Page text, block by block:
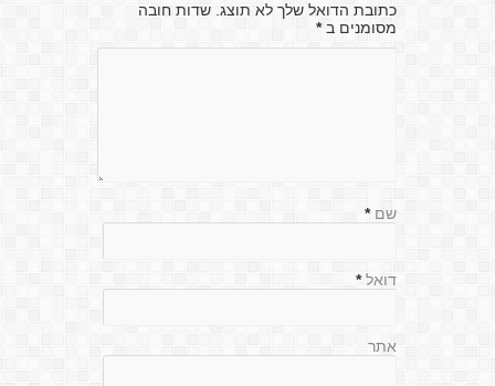
כתובת הדואל שלך לא תוצג. שדות חובה
מסומנים ב*
שם *
דואל *
אתר